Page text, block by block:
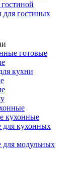
гостиных
готовые
кухни
кухонные
кухонных
модульных